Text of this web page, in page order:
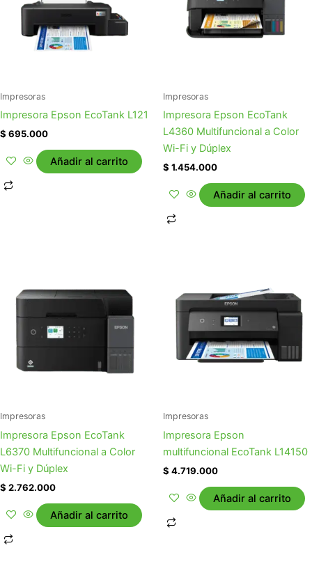
Impresoras
Impresora Epson EcoTank L121
$ 695.000
Añadir al carrito
Impresoras
Impresora Epson EcoTank
L4360 Multifuncional a Color
Wi-Fi y Dúplex
$ 1.454.000
Añadir al carrito
Impresoras
Impresora Epson EcoTank
L6370 Multifuncional a Color
Wi-Fi y Dúplex
$ 2.762.000
Añadir al carrito
Impresoras
Impresora Epson
multifuncional EcoTank L14150
$ 4.719.000
Añadir al carrito